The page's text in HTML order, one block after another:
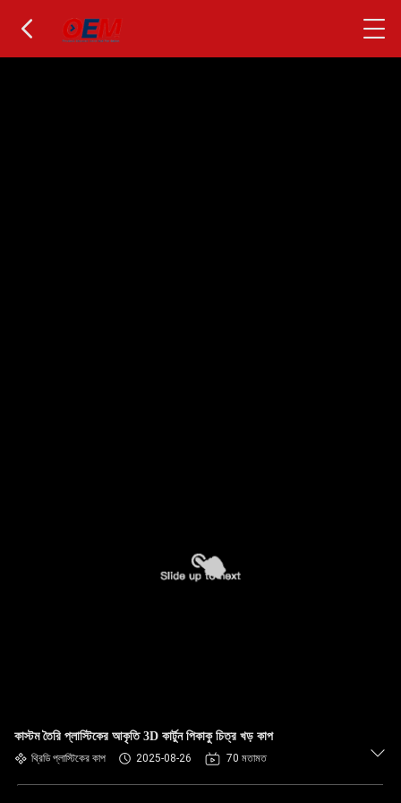
কাস্টম তৈরি প্লাস্টিকের আকৃতি 3D কার্টুন পিকাকু চিত্র খড় কাপ
থ্রিডি প্লাস্টিকের কাপ 2025-08-26 70 মতামত